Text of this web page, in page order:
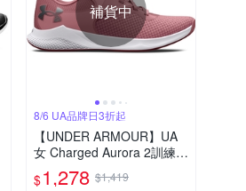
補貨中
8/6 UA品牌日3折起
【UNDER ARMOUR】UA
女 Charged Aurora 2訓練鞋
運動鞋-人氣新品
$1,278 $1,419